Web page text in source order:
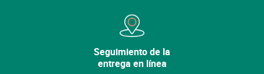
Ver mi cesta
Descubra nuestras otras
variedades.
Seguimiento de la
entrega en línea